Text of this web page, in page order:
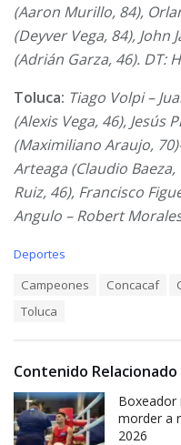
(Aaron Murillo, 84),
(Deyver Vega, 84), John
(Adrián Garza, 46). DT:
Toluca: Tiago Volpi –
(Alexis Vega, 46), Jesús
(Maximiliano Araujo,
Arteaga (Claudio
Ruiz, 46), Francisco
Angulo – Robert
C
i
s
:
Deportes
Campeones Concacaf
Toluca
Contenido Relacionado
Boxeador
morder a
2026